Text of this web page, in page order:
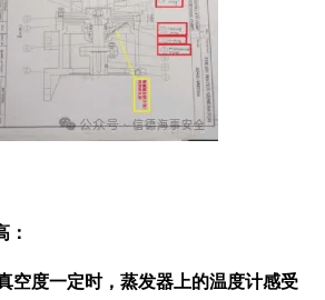
：
空度一定时，蒸发器上的温度计感受